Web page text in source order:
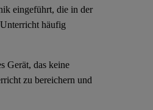
eingeführt, die in der
häufig
Gerät, das keine
zu bereichern und